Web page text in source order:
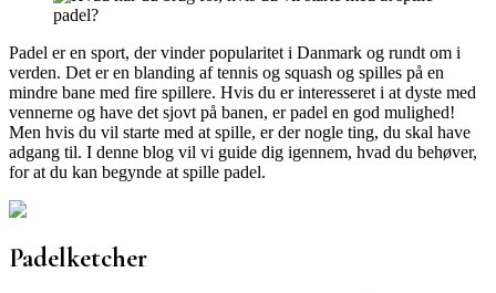
Padel er en sport, der vinder popularitet i Danmark og rundt om i
verden. Det er en blanding af tennis og squash og spilles på en
mindre bane med fire spillere. Hvis du er interesseret i at dyste med
vennerne og have det sjovt på banen, er padel en god mulighed!
Men hvis du vil starte med at spille, er der nogle ting, du skal have
adgang til. I denne blog vil vi guide dig igennem, hvad du behøver,
for at du kan begynde at spille padel.
Padelketcher